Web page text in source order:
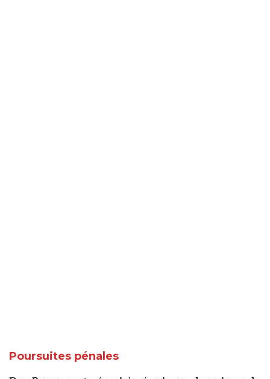
Poursuites pénales